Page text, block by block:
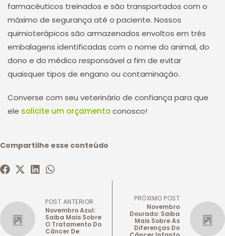
farmacêuticos treinados e são transportados com o
máximo de segurança até o paciente. Nossos
quimioterápicos são armazenados envoltos em três
embalagens identificadas com o nome do animal, do
dono e do médico responsável a fim de evitar
quaisquer tipos de engano ou contaminação.
Converse com seu veterinário de confiança para que
ele solicite um orçamentoconosco!
Compartilhe esse conteúdo
POST ANTERIOR
Novembro Azul:
Saiba Mais Sobre
O Tratamento Do
Câncer De
PRÓXIMO POST
Novembro
Dourado: Saiba
Mais Sobre As
Diferenças Do